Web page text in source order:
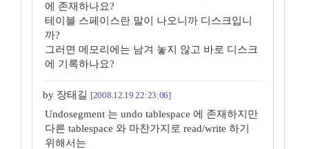
에 존재하나요?
테이블 스페이스란 말이 나오니까 디스크입니
까?
그러면 메모리에는 남겨 놓지 않고 바로 디스크
에 기록하나요?
by 장태길 [2008.12.19 22:23:06]
Undosegment 는 undo tablespace 에 존재하지만
다른 tablespace 와 마찬가지로 read/write 하기
위해서는